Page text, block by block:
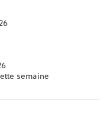
semaine